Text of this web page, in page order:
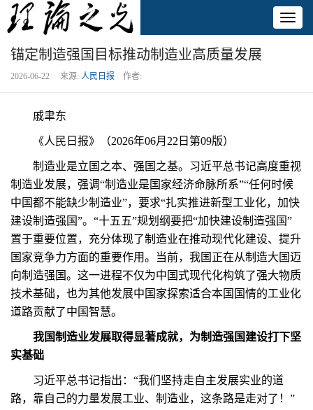
锚定制造强国目标推动制造业高质量发展
2026-06-22 来源: 人民日报 作者:
戚聿东
《人民日报》（2026年06月22日第09版）
制造业是立国之本、强国之基。习近平总书记高度重视
制造业发展，强调“制造业是国家经济命脉所系”“任何时候
中国都不能缺少制造业”，要求“扎实推进新型工业化，加快
建设制造强国”。“十五五”规划纲要把“加快建设制造强国”
置于重要位置，充分体现了制造业在推动现代化建设、提升
国家竞争力方面的重要作用。当前，我国正在从制造大国迈
向制造强国。这一进程不仅为中国式现代化构筑了强大物质
技术基础，也为其他发展中国家探索适合本国国情的工业化
道路贡献了中国智慧。
我国制造业发展取得显著成就，为制造强国建设打下坚
实基础
习近平总书记指出：“我们坚持走自主发展实业的道
路，靠自己的力量发展工业、制造业，这条路是走对了！”